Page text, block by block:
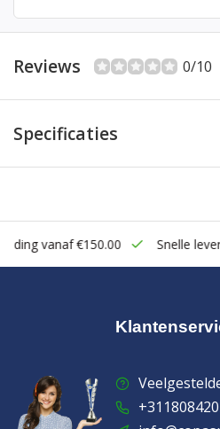
Reviews 0/10
Specificaties
vanaf €150.00 Snelle